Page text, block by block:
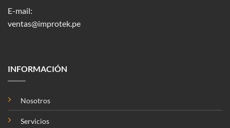
E-mail:
ventas@improtek.pe
INFORMACIÓN
Nosotros
Servicios